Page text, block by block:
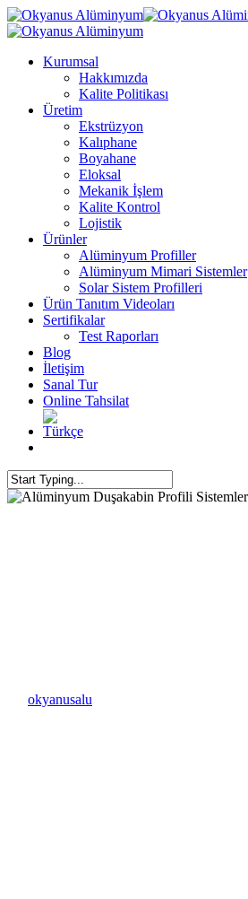
Kurumsal
Hakkımızda
Kalite Politikası
Üretim
Ekstrüzyon
Kalıphane
Boyahane
Eloksal
Mekanik İşlem
Kalite Kontrol
Lojistik
Ürünler
Alüminyum Profiller
Alüminyum Mimari Sistemler
Solar Sistem Profilleri
Ürün Tanıtım Videoları
Sertifikalar
Test Raporları
Blog
İletişim
Sanal Tur
Online Tahsilat
okyanusalu